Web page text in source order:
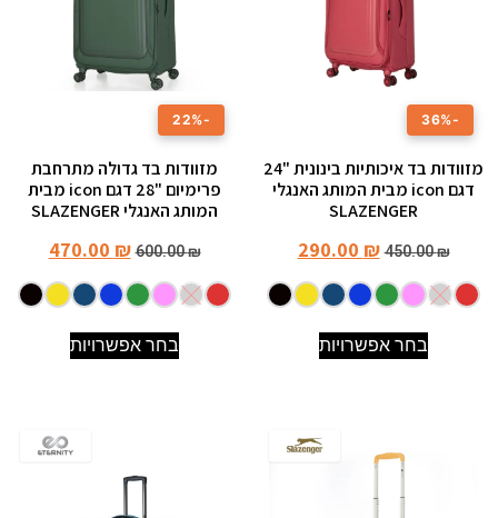
-36%
מזוודות בד איכותיות בינונית "24
דגם icon מבית המותג האנגלי
SLAZENGER
450.00₪
290.00 ₪
בחר אפשרויות
-22%
מזוודות בד גדולה מתרחבת
פרימיום "28 דגם icon מבית
המותג האנגלי SLAZENGER
600.00₪
470.00 ₪
בחר אפשרויות